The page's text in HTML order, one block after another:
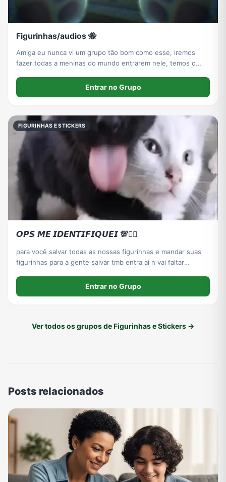
Figurinhas/audios 🐝
Amiga eu nunca vi um grupo tão bom como esse, iremos
fazer todas a meninas do mundo entrarem nele, temos o
Entrar no Grupo
FIGURINHAS E STICKERS
𝙊𝙋𝙎 𝙈𝙀 𝙄𝘿𝙀𝙉𝙏𝙄𝙁𝙄𝙌𝙐𝙀𝙄 💯ᩧ⃨ㅤ
para você salvar todas as nossas figurinhas e mandar suas
figurinhas para a gente salvar tmb entra aí n vai faltar
Entrar no Grupo
Ver todos os grupos de Figurinhas e Stickers →
Posts relacionados